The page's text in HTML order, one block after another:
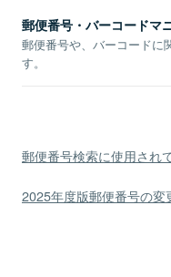
郵便番号・バーコードマ
郵便番号や、バーコードに
す。
郵便番号検索に使用され
2025年度版郵便番号の変